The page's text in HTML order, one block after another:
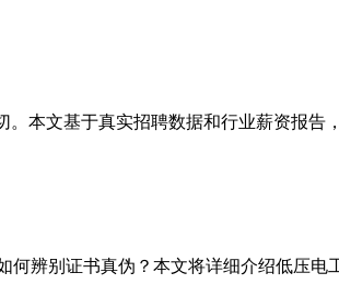
本文基于真实招聘数据和行业薪资报告
辨别证书真伪？本文将详细介绍低压